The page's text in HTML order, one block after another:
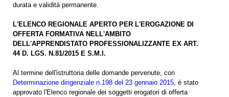
durata e validità permanente.
L'ELENCO REGIONALE APERTO PER L'EROGAZIONE DI
OFFERTA FORMATIVA NELL'AMBITO
DELL'APPRENDISTATO PROFESSIONALIZZANTE EX ART.
44 D. LGS. N.81/2015 E S.M.I.
Al termine dell'istruttoria delle domande pervenute, con
Determinazione dirigenziale n.198 del 23 gennaio 2015 , è stato
approvato l'Elenco regionale dei soggetti erogatori di offerta